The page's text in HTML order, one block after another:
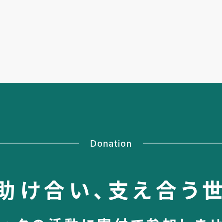
Donation
け合い、 支え合う